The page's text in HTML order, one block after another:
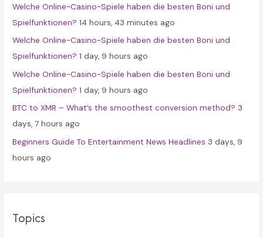
o
r
:
Welche Online-Casino-Spiele haben die besten Boni und
Spielfunktionen? 14 hours, 43 minutes ago
Welche Online-Casino-Spiele haben die besten Boni und
Spielfunktionen? 1 day, 9 hours ago
Welche Online-Casino-Spiele haben die besten Boni und
Spielfunktionen? 1 day, 9 hours ago
BTC to XMR – What’s the smoothest conversion method? 3
days, 7 hours ago
Beginners Guide To Entertainment News Headlines 3 days, 9
hours ago
Topics